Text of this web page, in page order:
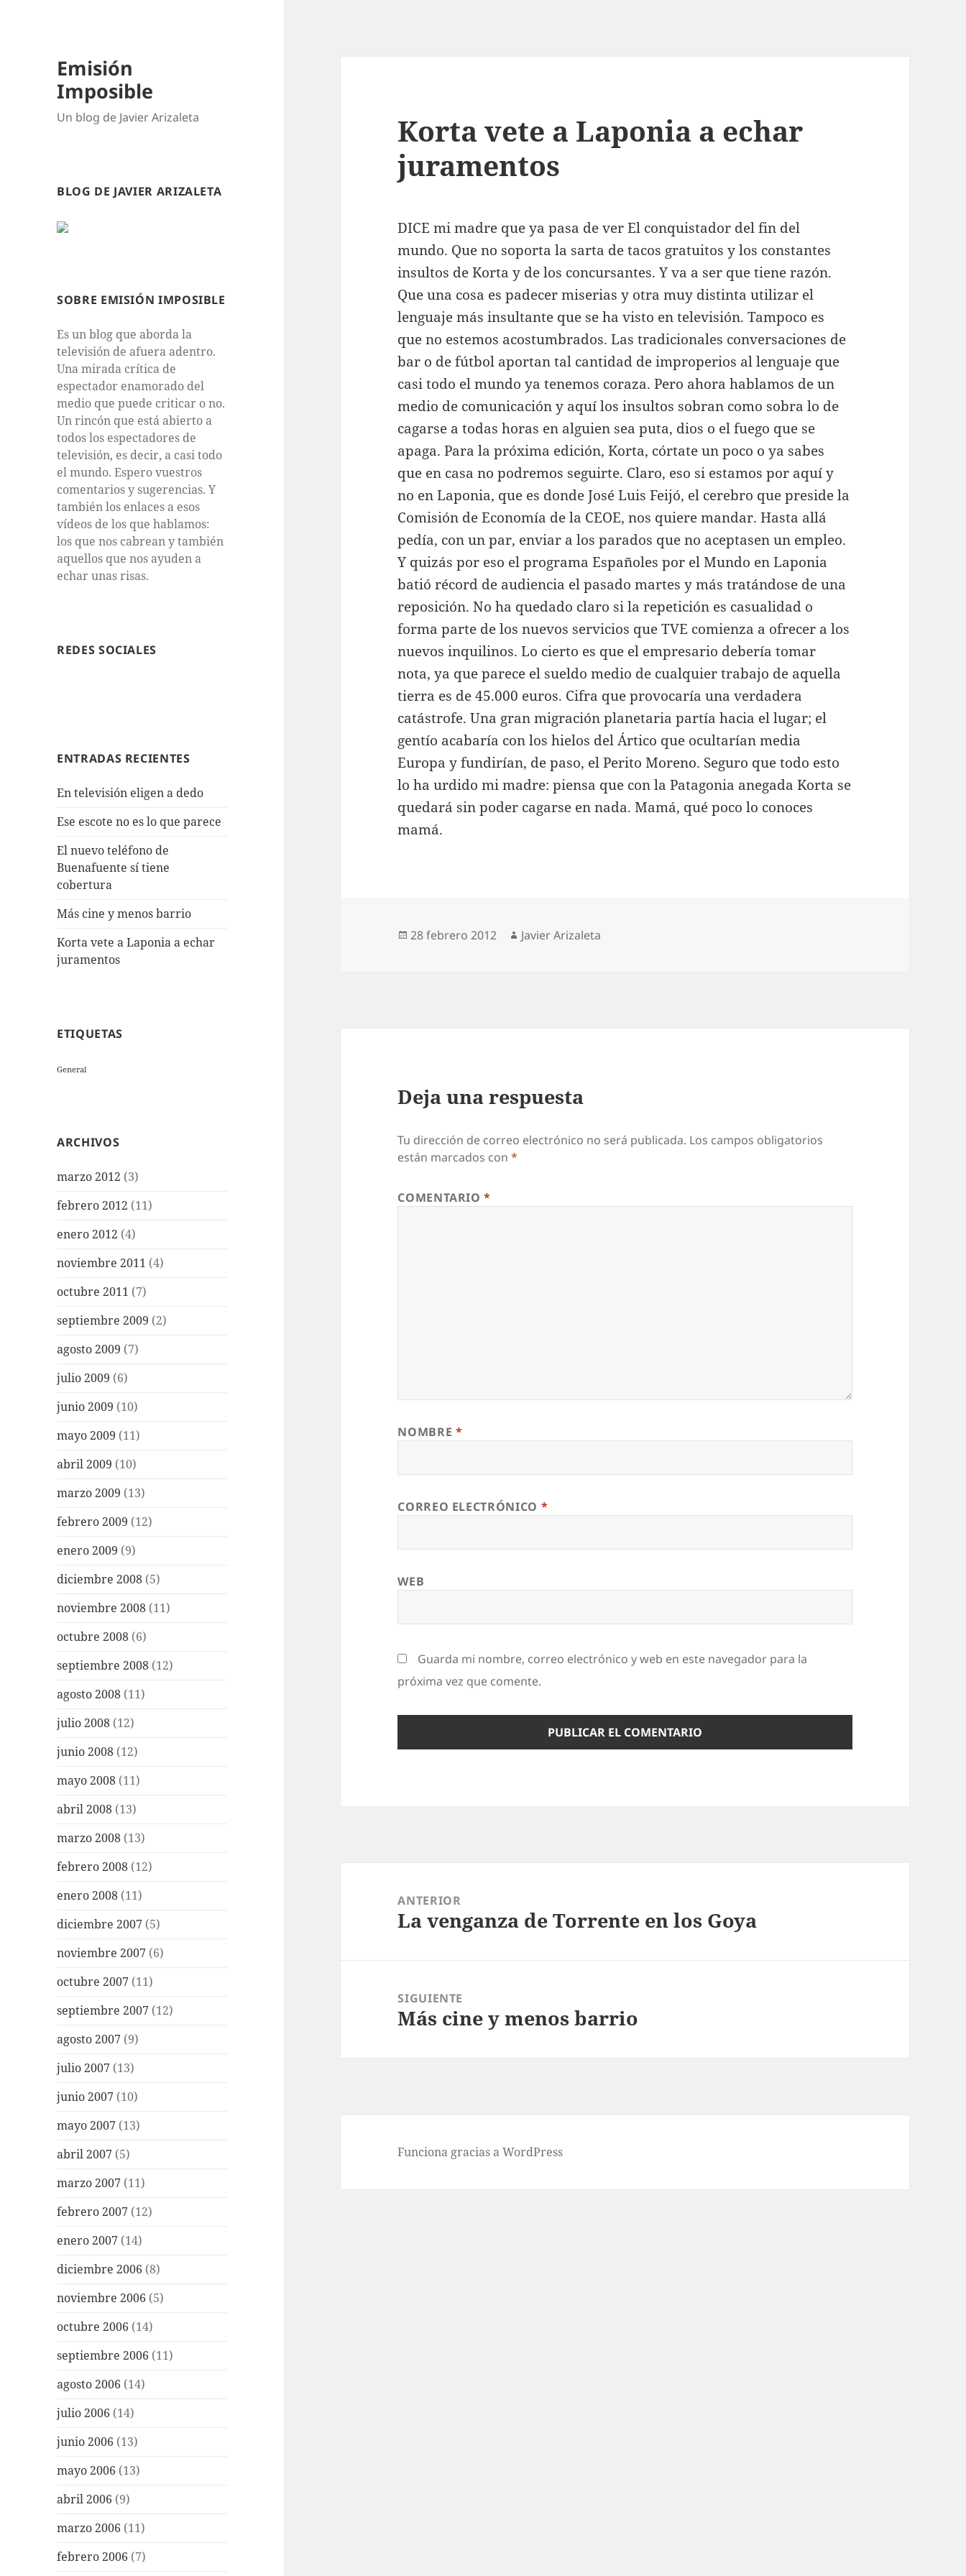
Emisión
Imposible
Un blog de Javier Arizaleta
BLOG DE JAVIER ARIZALETA
SOBRE EMISIÓN IMPOSIBLE
Es un blog que aborda la
televisión de afuera adentro.
Una mirada crítica de
espectador enamorado del
medio que puede criticar o no.
Un rincón que está abierto a
todos los espectadores de
televisión, es decir, a casi todo
el mundo. Espero vuestros
comentarios y sugerencias. Y
también los enlaces a esos
vídeos de los que hablamos:
los que nos cabrean y también
aquellos que nos ayuden a
echar unas risas.
REDES SOCIALES
ENTRADAS RECIENTES
En televisión eligen a dedo
Ese escote no es lo que parece
El nuevo teléfono de
Buenafuente sí tiene
cobertura
Más cine y menos barrio
Korta vete a Laponia a echar
juramentos
ETIQUETAS
General
ARCHIVOS
marzo 2012 (3)
febrero 2012 (11)
enero 2012 (4)
noviembre 2011 (4)
octubre 2011 (7)
septiembre 2009 (2)
agosto 2009 (7)
julio 2009 (6)
junio 2009 (10)
mayo 2009 (11)
abril 2009 (10)
marzo 2009 (13)
febrero 2009 (12)
enero 2009 (9)
diciembre 2008 (5)
noviembre 2008 (11)
octubre 2008 (6)
septiembre 2008 (12)
agosto 2008 (11)
julio 2008 (12)
junio 2008 (12)
mayo 2008 (11)
abril 2008 (13)
marzo 2008 (13)
febrero 2008 (12)
enero 2008 (11)
diciembre 2007 (5)
noviembre 2007 (6)
octubre 2007 (11)
septiembre 2007 (12)
agosto 2007 (9)
julio 2007 (13)
junio 2007 (10)
mayo 2007 (13)
abril 2007 (5)
marzo 2007 (11)
febrero 2007 (12)
enero 2007 (14)
diciembre 2006 (8)
noviembre 2006 (5)
octubre 2006 (14)
septiembre 2006 (11)
agosto 2006 (14)
julio 2006 (14)
junio 2006 (13)
mayo 2006 (13)
abril 2006 (9)
marzo 2006 (11)
febrero 2006 (7)
Korta vete a Laponia a echar
juramentos
DICE mi madre que ya pasa de ver El conquistador del fin del
mundo. Que no soporta la sarta de tacos gratuitos y los constantes
insultos de Korta y de los concursantes. Y va a ser que tiene razón.
Que una cosa es padecer miserias y otra muy distinta utilizar el
lenguaje más insultante que se ha visto en televisión. Tampoco es
que no estemos acostumbrados. Las tradicionales conversaciones de
bar o de fútbol aportan tal cantidad de improperios al lenguaje que
casi todo el mundo ya tenemos coraza. Pero ahora hablamos de un
medio de comunicación y aquí los insultos sobran como sobra lo de
cagarse a todas horas en alguien sea puta, dios o el fuego que se
apaga. Para la próxima edición, Korta, córtate un poco o ya sabes
que en casa no podremos seguirte. Claro, eso si estamos por aquí y
no en Laponia, que es donde José Luis Feijó, el cerebro que preside la
Comisión de Economía de la CEOE, nos quiere mandar. Hasta allá
pedía, con un par, enviar a los parados que no aceptasen un empleo.
Y quizás por eso el programa Españoles por el Mundo en Laponia
batió récord de audiencia el pasado martes y más tratándose de una
reposición. No ha quedado claro si la repetición es casualidad o
forma parte de los nuevos servicios que TVE comienza a ofrecer a los
nuevos inquilinos. Lo cierto es que el empresario debería tomar
nota, ya que parece el sueldo medio de cualquier trabajo de aquella
tierra es de 45.000 euros. Cifra que provocaría una verdadera
catástrofe. Una gran migración planetaria partía hacia el lugar; el
gentío acabaría con los hielos del Ártico que ocultarían media
Europa y fundirían, de paso, el Perito Moreno. Seguro que todo esto
lo ha urdido mi madre: piensa que con la Patagonia anegada Korta se
quedará sin poder cagarse en nada. Mamá, qué poco lo conoces
mamá.
Publicado
28 febrero 2012 Autor
Javier Arizaleta
Deja una respuesta
Tu dirección de correo electrónico no será publicada. Los campos obligatorios
están marcados con*
COMENTARIO*
NOMBRE *
CORREO ELECTRÓNICO *
WEB
Guarda mi nombre, correo electrónico y web en este navegador para la
próxima vez que comente.
entradas
ANTERIOR
Entrada
La venganza de Torrente en los Goya
SIGUIENTE
Entrada
Más cine y menos barrio
Funciona gracias a WordPress